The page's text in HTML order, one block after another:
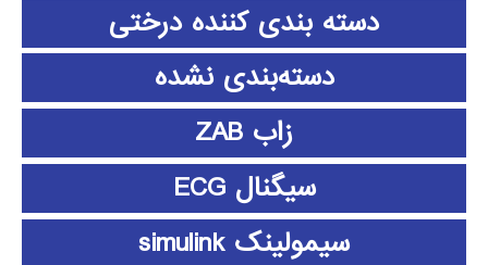
دسته بندی کننده درختی
دسته‌بندی نشده
زاب ZAB
سیگنال ECG
سیمولینک simulink